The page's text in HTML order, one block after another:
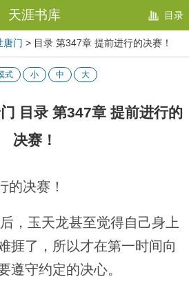
天涯书库 目录
唐门 > 目录 第347章 提前进行的决赛！
式 小 中 大
目录 第347章 提前进行的
决赛！
决赛！
，玉天龙甚至觉得自己身上
捱了，所以才在第一时间向
遵守约定的决心。